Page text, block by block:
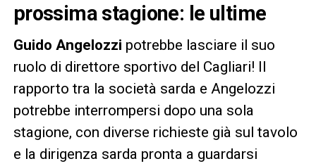
prossima stagione: le ultime
Guido Angelozzi potrebbe lasciare il suo
ruolo di direttore sportivo del Cagliari! Il
rapporto tra la società sarda e Angelozzi
potrebbe interrompersi dopo una sola
stagione, con diverse richieste già sul tavolo
e la dirigenza sarda pronta a guardarsi